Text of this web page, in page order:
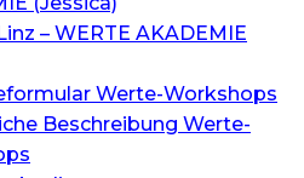
– WERTE AKADEMIE
Werte-Workshops
Beschreibung Werte-